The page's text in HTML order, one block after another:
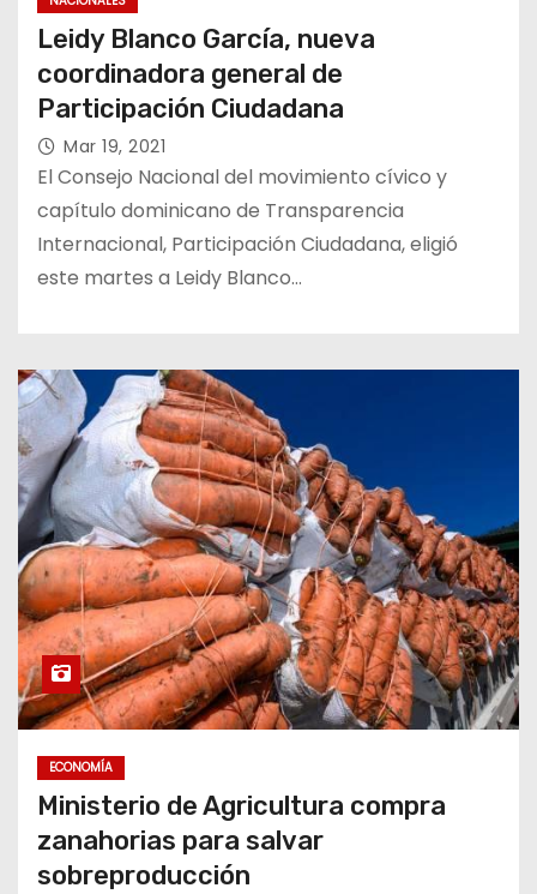
Leidy Blanco García, nueva
coordinadora general de
Participación Ciudadana
Mar 19, 2021
El Consejo Nacional del movimiento cívico y
capítulo dominicano de Transparencia
Internacional, Participación Ciudadana, eligió
este martes a Leidy Blanco…
ECONOMÍA
Ministerio de Agricultura compra
zanahorias para salvar
sobreproducción